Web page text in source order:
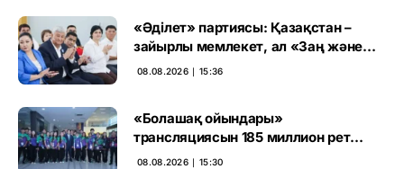
«Әділет» партиясы: Қазақстан –
зайырлы мемлекет, ал «Заң және
тәртіп» қағидаты баршаға міндетті
08.08.2026 ∣ 15:36
«Болашақ ойындары»
трансляциясын 185 миллион рет
көрген
08.08.2026 ∣ 15:30